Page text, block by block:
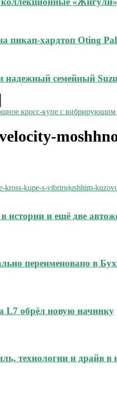
пикап-хардтоп Oting
надежный семейный
кросс-купе с вибрирующим
истории и ещё две
переименовано в
L7 обрёл новую начинку
технологии и драйв в